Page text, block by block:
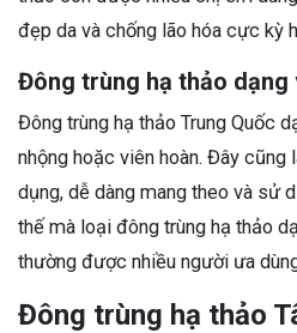
đẹp da và chống lão hóa cực kỳ
Đông trùng hạ thảo dạng
Đông trùng hạ thảo Trung Quốc
nhộng hoặc viên hoàn. Đây cũng
dụng, dễ dàng mang theo và sử
thế mà loại đông trùng hạ thảo
thường được nhiều người ưa
Đông trùng hạ thảo